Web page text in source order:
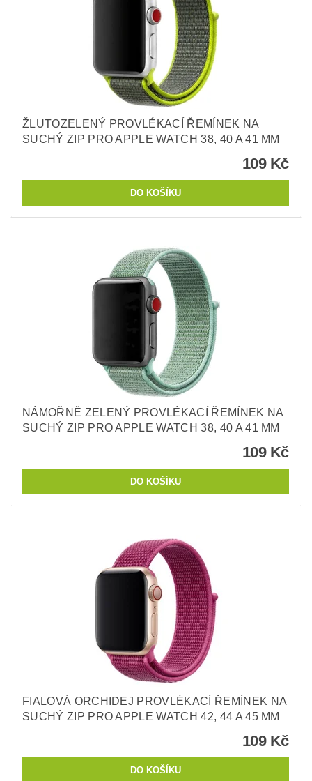
ŽLUTOZELENÝ PROVLÉKACÍ ŘEMÍNEK NA
SUCHÝ ZIP PRO APPLE WATCH 38, 40 A 41 MM
109 Kč
NÁMOŘNĚ ZELENÝ PROVLÉKACÍ ŘEMÍNEK NA
SUCHÝ ZIP PRO APPLE WATCH 38, 40 A 41 MM
109 Kč
FIALOVÁ ORCHIDEJ PROVLÉKACÍ ŘEMÍNEK NA
SUCHÝ ZIP PRO APPLE WATCH 42, 44 A 45 MM
109 Kč